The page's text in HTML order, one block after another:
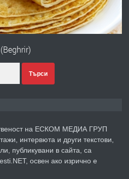
под наем в супер център
Парцел в регулация на брега
преди 1 година
”Електромонтьор”
Търси
на ЕСКОМ МЕДИА ГРУП
интервюта и други текстови,
публикувани в сайта, са
освен ако изрично е